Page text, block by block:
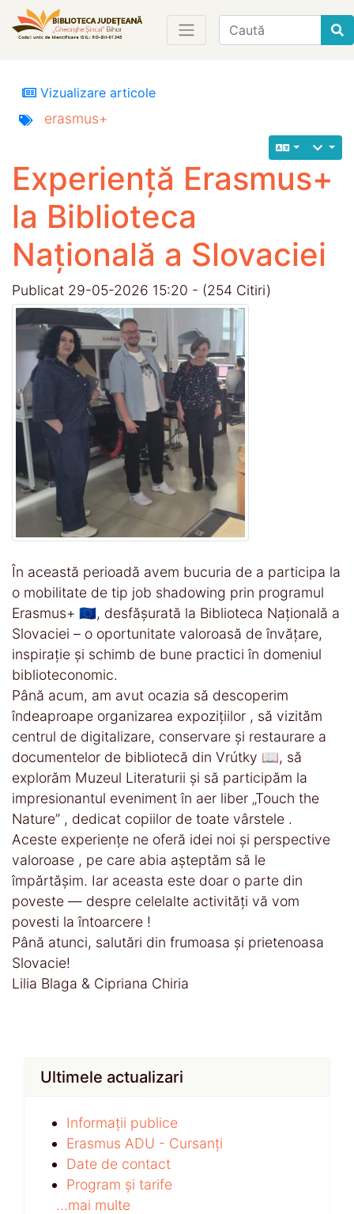
Find
Vizualizare articole
erasmus+
Experiență Erasmus+
la Biblioteca
Națională a Slovaciei
Publicat 29-05-2026 15:20 - (254 Citiri)
În această perioadă avem bucuria de a participa la
o mobilitate de tip job shadowing prin programul
Erasmus+ 🇪🇺, desfășurată la Biblioteca Națională a
Slovaciei – o oportunitate valoroasă de învățare,
inspirație și schimb de bune practici în domeniul
biblioteconomic.
Până acum, am avut ocazia să descoperim
îndeaproape organizarea expozițiilor , să vizităm
centrul de digitalizare, conservare și restaurare a
documentelor de bibliotecă din Vrútky 📖, să
explorăm Muzeul Literaturii și să participăm la
impresionantul eveniment în aer liber „Touch the
Nature” , dedicat copiilor de toate vârstele .
Aceste experiențe ne oferă idei noi și perspective
valoroase , pe care abia așteptăm să le
împărtășim. Iar aceasta este doar o parte din
poveste — despre celelalte activități vă vom
povesti la întoarcere !
Până atunci, salutări din frumoasa și prietenoasa
Slovacie!
Lilia Blaga & Cipriana Chiria
Ultimele actualizari
Informații publice
Erasmus ADU - Cursanți
Date de contact
Program și tarife
...mai multe